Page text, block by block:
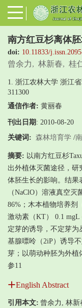
南方红豆杉离体
doi: 10.11833/
曾余力, 林新春, 桂
1. 浙江农林大学 浙江
311300
通信作者: 黄丽春
刊出日期 : 2010-08-20
关键词: 森林培育学 /
摘要: 以南方红豆杉
出外植体灭菌途径，
体胚生长的影响。结果
（NaClO）溶液真空
86%；木本植物培养剂
激动素（KT） 0.1
定芽的诱导，不定芽为
基腺嘌呤（2iP）诱导
芽；以萌动种胚为外植
参11
English Abstract
引用本文: 曾余力, 林